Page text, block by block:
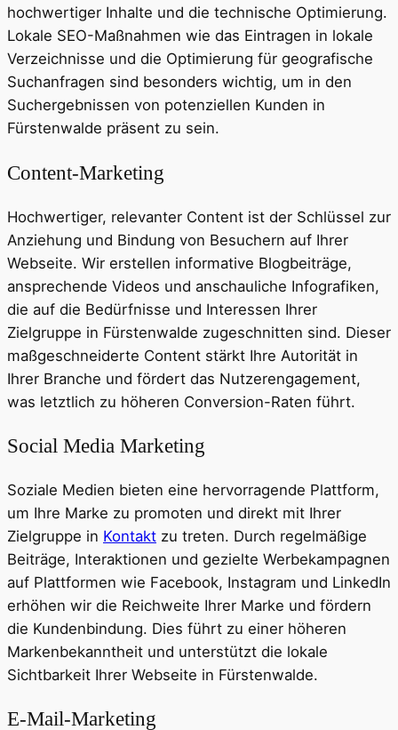
hochwertiger Inhalte und die technische Optimierung.
Lokale SEO-Maßnahmen wie das Eintragen in lokale
Verzeichnisse und die Optimierung für geografische
Suchanfragen sind besonders wichtig, um in den
Suchergebnissen von potenziellen Kunden in
Fürstenwalde präsent zu sein.
Content-Marketing
Hochwertiger, relevanter Content ist der Schlüssel zur
Anziehung und Bindung von Besuchern auf Ihrer
Webseite. Wir erstellen informative Blogbeiträge,
ansprechende Videos und anschauliche Infografiken,
die auf die Bedürfnisse und Interessen Ihrer
Zielgruppe in Fürstenwalde zugeschnitten sind. Dieser
maßgeschneiderte Content stärkt Ihre Autorität in
Ihrer Branche und fördert das Nutzerengagement,
was letztlich zu höheren Conversion-Raten führt.
Social Media Marketing
Soziale Medien bieten eine hervorragende Plattform,
um Ihre Marke zu promoten und direkt mit Ihrer
Zielgruppe in Kontakt zu treten. Durch regelmäßige
Beiträge, Interaktionen und gezielte Werbekampagnen
auf Plattformen wie Facebook, Instagram und LinkedIn
erhöhen wir die Reichweite Ihrer Marke und fördern
die Kundenbindung. Dies führt zu einer höheren
Markenbekanntheit und unterstützt die lokale
Sichtbarkeit Ihrer Webseite in Fürstenwalde.
E-Mail-Marketing